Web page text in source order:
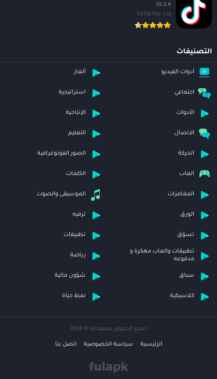
35.3.4
TikTok Pte. Ltd.
التصنيفات
أدوات الفيديو ألغاز
اجتماعي استراتيجية
الأدوات الإنتاجية
الاتصال التعليم
الحركة الصور الفوتوغرافية
العاب الكلمات
المغامرات الموسيقى والصوت
الورق ترفيه
تسوّق تطبيقات
تطبيقات والعاب مهكرة و
مدفوعه
رياضة
سباق شؤون مالية
كلاسيكية نمط حياة
جميع الحقوق محفوظة © 2024
الرئيسية سياسة الخصوصية اتصل بنا